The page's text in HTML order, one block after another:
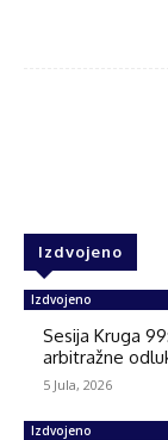
Izdvojeno
Izdvojeno
Sesija Kruga
arbitražne
5 Jula, 2026
Izdvojeno